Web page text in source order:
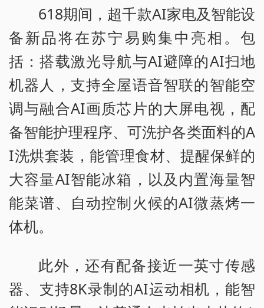
618期间，超千款AI家电及智能设
备新品将在苏宁易购集中亮相。包
括：搭载激光导航与AI避障的AI扫地
机器人，支持全屋语音智联的智能空
调与融合AI画质芯片的大屏电视，配
备智能护理程序、可洗护各类面料的A
I洗烘套装，能管理食材、提醒保鲜的
大容量AI智能冰箱，以及内置海量智
能菜谱、自动控制火候的AI微蒸烤一
体机。
此外，还有配备接近一英寸传感
器、支持8K录制的AI运动相机，能智